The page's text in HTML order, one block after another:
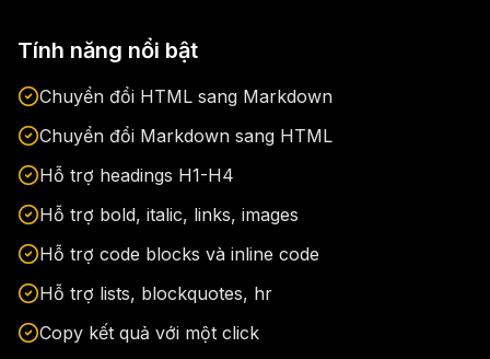
Tính năng nổi bật
Chuyển đổi HTML sang Markdown
Chuyển đổi Markdown sang HTML
Hỗ trợ headings H1-H4
Hỗ trợ bold, italic, links, images
Hỗ trợ code blocks và inline code
Hỗ trợ lists, blockquotes, hr
Copy kết quả với một click